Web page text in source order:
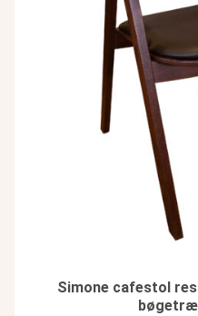
Simone cafestol